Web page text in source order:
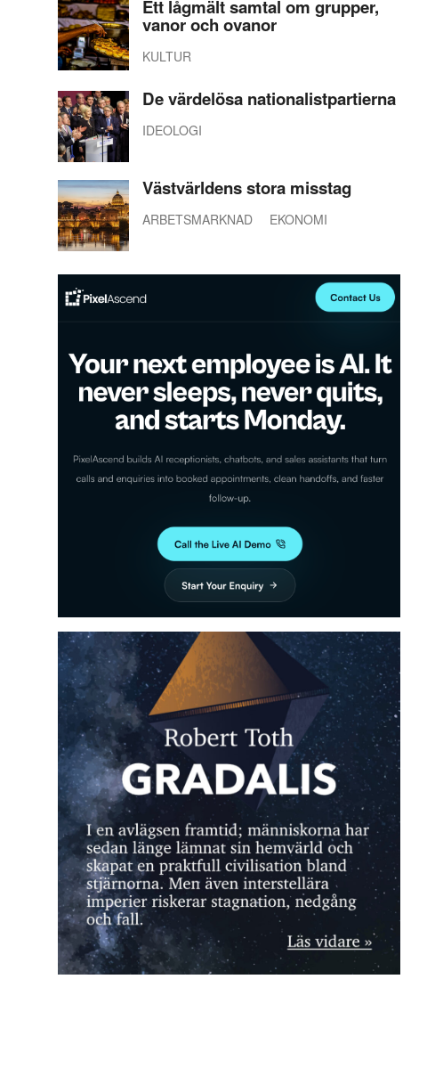
Ett lågmält samtal om grupper,
vanor och ovanor
KULTUR
De värdelösa nationalistpartierna
IDEOLOGI
Västvärldens stora misstag
ARBETSMARKNAD EKONOMI